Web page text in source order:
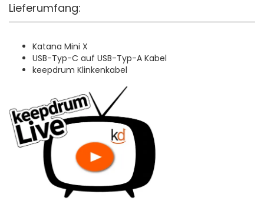
Lieferumfang:
Katana Mini X
USB-Typ-C auf USB-Typ-A Kabel
keepdrum Klinkenkabel